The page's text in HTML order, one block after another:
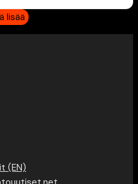
lisää
(EN)